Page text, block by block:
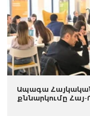
Ապագա
քննարկումը